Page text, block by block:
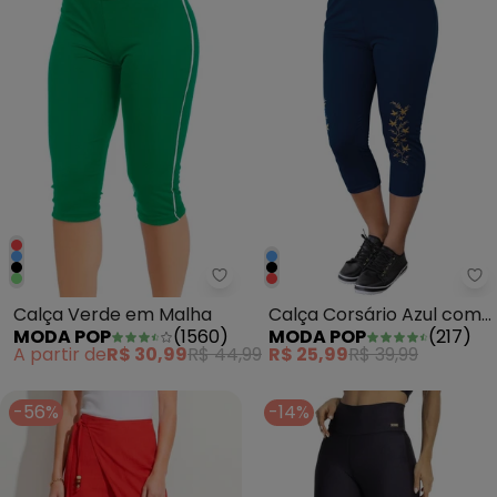
Moda Pop - Calça Verde em
Calça Verde em Malha
MODA POP
(1560)
A partir deR$ 30,99R$ 44,99
Calça Corsário Azul com
Estampa Localizada
MODA POP (217)
R$ 25,99R$ 39,99
-56% -14%